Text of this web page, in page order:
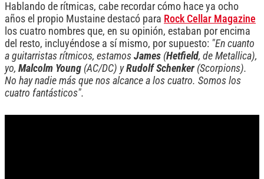
Hablando de rítmicas, cabe recordar cómo hace ya ocho
años el propio Mustaine destacó para Rock Cellar Magazine
los cuatro nombres que, en su opinión, estaban por encima
del resto, incluyéndose a sí mismo, por supuesto: "En cuanto
a guitarristas rítmicos, estamos James (Hetfield, de Metallica),
yo, Malcolm Young (AC/DC) yRudolf Schenker (Scorpions).
No hay nadie más que nos alcance a los cuatro. Somos los
cuatro fantásticos".